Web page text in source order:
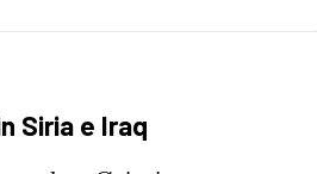
Siria e Iraq